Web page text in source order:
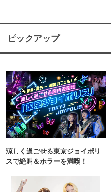
ピックアップ
涼しく過ごせる東京ジョイポリ
スで絶叫＆ホラーを満喫！